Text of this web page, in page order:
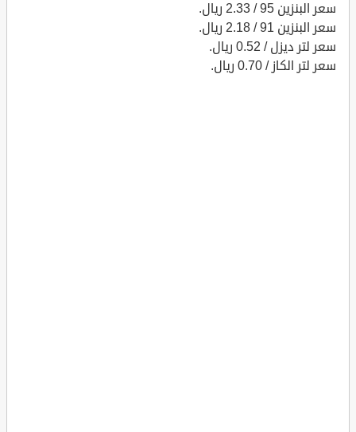
سعر البنزين 95 / 2.33 ريال.
سعر البنزين 91 / 2.18 ريال.
سعر لتر ديزل / 0.52 ريال.
سعر لتر الكاز / 0.70 ريال.